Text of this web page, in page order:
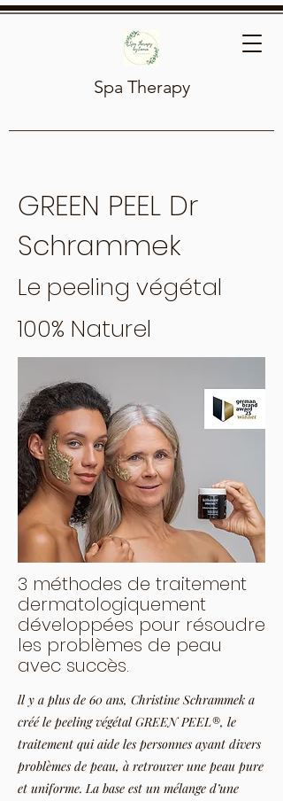
Spa Therapy
GREEN PEEL Dr
Schrammek
Le peeling végétal
100% Naturel
3 méthodes de traitement
dermatologiquement
développées pour résoudre
les problèmes de peau
avec succès.
ll y a plus de 60 ans, Christine Schrammek a
créé le peeling végétal GREEN PEEL®, le
traitement qui aide les personnes ayant divers
problèmes de peau, à retrouver une peau pure
et uniforme. La base est un mélange d’une